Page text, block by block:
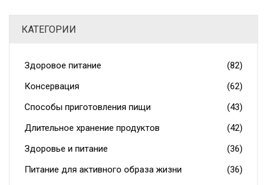
КАТЕГОРИИ
Здоровое питание
(82)
Консервация
(62)
Способы приготовления пищи
(43)
Длительное хранение продуктов
(42)
Здоровье и питание
(36)
Питание для активного образа жизни
(36)